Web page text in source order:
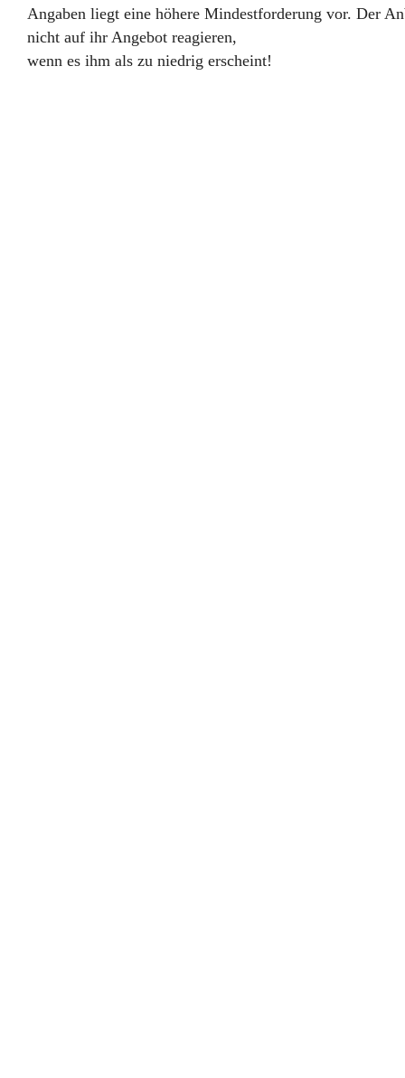
Angaben liegt eine höhere Mindestforderung vor. Der
nicht auf ihr Angebot reagieren,
wenn es ihm als zu niedrig erscheint!